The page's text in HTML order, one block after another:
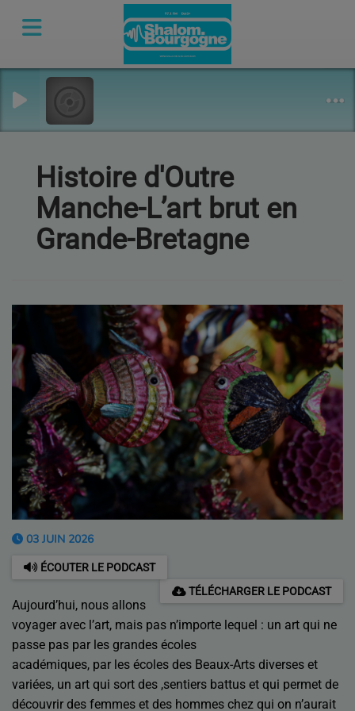
Histoire d'Outre
Manche-L’art brut en
Grande-Bretagne
03 JUIN 2026
ÉCOUTER LE PODCAST
TÉLÉCHARGER LE PODCAST
Aujourd’hui, nous allons
voyager avec l’art, mais pas n’importe lequel : un art qui ne
passe pas par les grandes écoles
académiques, par les écoles des Beaux-Arts diverses et
variées, un art qui sort des ,sentiers battus et qui permet de
découvrir des femmes et des hommes chez qui on n’aurait